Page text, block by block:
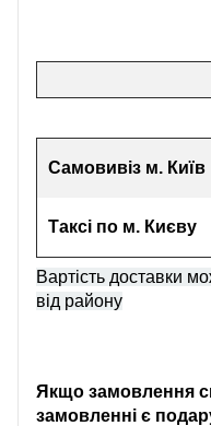
Самовивіз м. Київ
Таксі по м. Києву
Вартість доставки
від району
Якщо замовлення
замовленні є